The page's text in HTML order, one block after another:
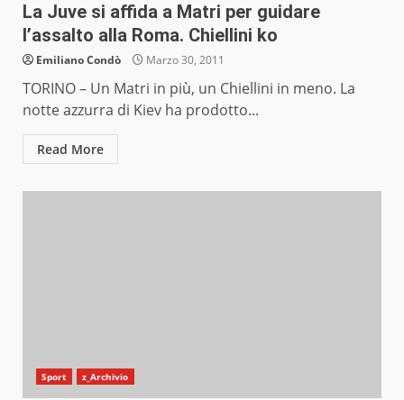
La Juve si affida a Matri per guidare
l’assalto alla Roma. Chiellini ko
Emiliano Condò Marzo 30, 2011
TORINO – Un Matri in più, un Chiellini in meno. La
notte azzurra di Kiev ha prodotto...
Read More
Sport z_Archivio